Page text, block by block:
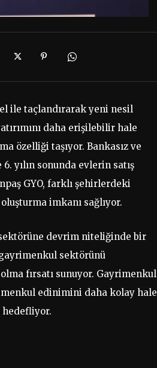
ile taçlandırarak yeni nesil
daha erişilebilir hale
özelliği taşıyor. Bankasız ve
yılın sonunda evlerin satış
GYO, farklı şehirlerdeki
imkanı sağlıyor.
sektörüne devrim niteliğinde bir
gayrimenkul sektörünü
fırsatı sunuyor. Gayrimenkul
edinimini daha kolay hale
hedefliyor.